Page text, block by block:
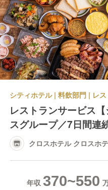
レストランサービス
スグループ／7日間連
クロスホテル クロスホ
年収 370~550